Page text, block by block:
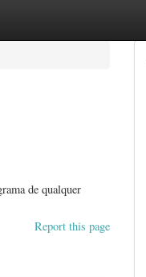
de qualquer
Report this page